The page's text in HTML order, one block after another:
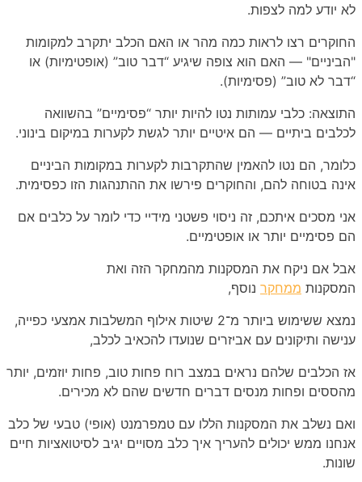
לא יודע למה לצפות.
החוקרים רצו לראות כמה מהר או האם הכלב יתקרב למקומות
"הביניים" — האם הוא צופה שיגיע “דבר טוב” (אופטימיות) או
“דבר לא טוב” (פסימיות).
התוצאה: כלבי עמותות נטו להיות יותר “פסימיים” בהשוואה
לכלבים ביתיים — הם איטיים יותר לגשת לקערות במיקום בינוני.
כלומר, הם נטו להאמין שהתקרבות לקערות במקומות הביניים
אינה בטוחה להם, והחוקרים פירשו את ההתנהגות הזו כפסימית.
אני מסכים איתכם, זה ניסוי פשטני מידיי כדי לומר על כלבים אם
הם פסימיים יותר או אופטימיים.
אבל אם ניקח את המסקנות מהמחקר הזה ואת
המסקנות ממחקר נוסף,
נמצא ששימוש ביותר מ־2 שיטות אילוף המשלבות אמצעי כפייה,
ענישה ותיקונים עם אביזרים שנועדו להכאיב לכלב,
אז הכלבים שלהם נראים במצב רוח פחות טוב, פחות יוזמים, יותר
מהססים ופחות מנסים דברים חדשים שהם לא מכירים.
ואם נשלב את המסקנות הללו עם טמפרמנט (אופי) טבעי של כלב
אנחנו ממש יכולים להעריך איך כלב מסויים יגיב לסיטואציות חיים
שונות.